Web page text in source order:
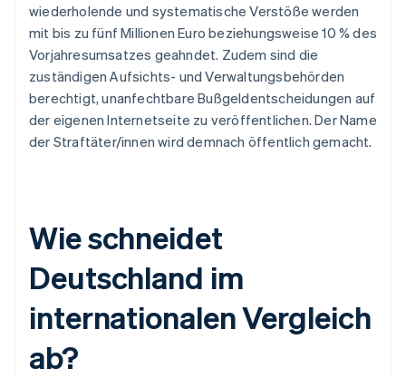
wiederholende und systematische Verstöße werden
mit bis zu fünf Millionen Euro beziehungsweise 10 % des
Vorjahresumsatzes geahndet. Zudem sind die
zuständigen Aufsichts- und Verwaltungsbehörden
berechtigt, unanfechtbare Bußgeldentscheidungen auf
der eigenen Internetseite zu veröffentlichen. Der Name
der Straftäter/innen wird demnach öffentlich gemacht.
Wie schneidet
Deutschland im
internationalen Vergleich
ab?